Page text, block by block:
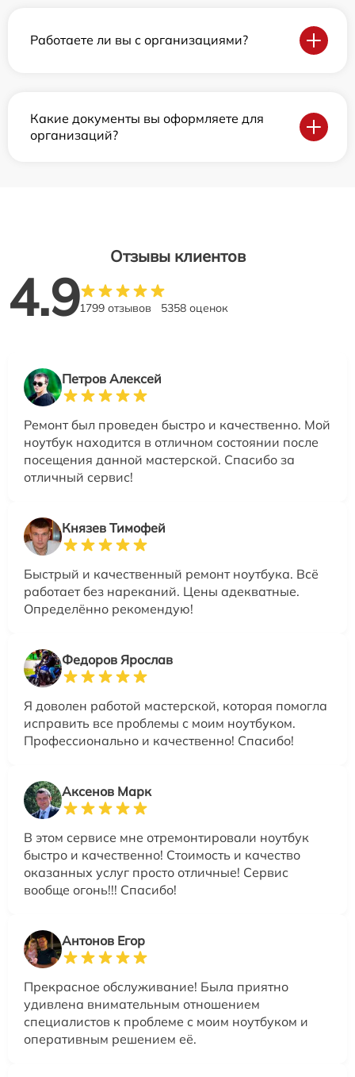
Работаете ли вы с организациями?
Какие документы вы оформляете для
организаций?
Отзывы клиентов
4.91799 отзывов 5358 оценок
Петров Алексей
Ремонт был проведен быстро и качественно. Мой
ноутбук находится в отличном состоянии после
посещения данной мастерской. Спасибо за
отличный сервис!
Князев Тимофей
Быстрый и качественный ремонт ноутбука. Всё
работает без нареканий. Цены адекватные.
Определённо рекомендую!
Федоров Ярослав
Я доволен работой мастерской, которая помогла
исправить все проблемы с моим ноутбуком.
Профессионально и качественно! Спасибо!
Аксенов Марк
В этом сервисе мне отремонтировали ноутбук
быстро и качественно! Стоимость и качество
оказанных услуг просто отличные! Сервис
вообще огонь!!! Спасибо!
Антонов Егор
Прекрасное обслуживание! Была приятно
удивлена внимательным отношением
специалистов к проблеме с моим ноутбуком и
оперативным решением её.